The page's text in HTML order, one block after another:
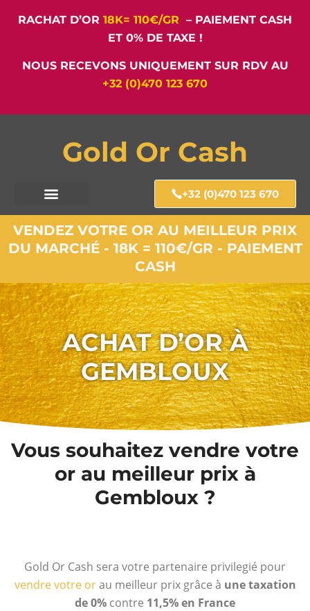
RACHAT D’OR 18K= 110€/GR – PAIEMENT CASH
ET 0% DE TAXE !
NOUS RECEVONS UNIQUEMENT SUR RDV AU
+32 (0)470 123 670
Gold Or Cash
+32 (0)470 123 670
VENDEZ VOTRE OR AU MEILLEUR PRIX
DU MARCHÉ - 18K = 110€/GR - PAIEMENT
CASH
ACHAT D’OR À
GEMBLOUX
Vous souhaitez vendre votre
or au meilleur prix à
Gembloux ?
Gold Or Cash sera votre partenaire privilegié pour
vendre votre orau meilleur prix grâce à une taxation
de 0% contre 11,5% en France